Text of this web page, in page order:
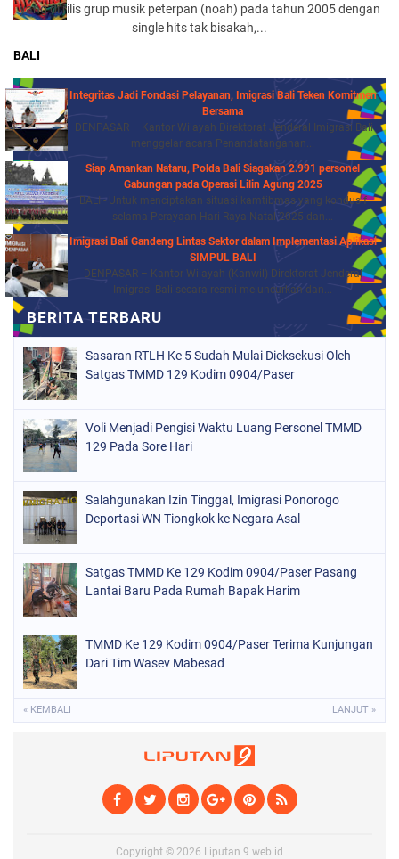
yang di rilis grup musik peterpan (noah) pada tahun 2005 dengan
single hits tak bisakah,...
BALI
Integritas Jadi Fondasi Pelayanan, Imigrasi Bali Teken Komitmen
Bersama
DENPASAR – Kantor Wilayah Direktorat Jenderal Imigrasi Bali
menggelar acara Penandatanganan...
Siap Amankan Nataru, Polda Bali Siagakan 2.991 personel
Gabungan pada Operasi Lilin Agung 2025
BALI - Untuk menciptakan situasi kamtibmas yang kondusif
selama Perayaan Hari Raya Natal 2025 dan...
Imigrasi Bali Gandeng Lintas Sektor dalam Implementasi Aplikasi
SIMPUL BALI
DENPASAR – Kantor Wilayah (Kanwil) Direktorat Jenderal
Imigrasi Bali secara resmi meluncurkan dan...
Sasaran RTLH Ke 5 Sudah Mulai Dieksekusi Oleh
Satgas TMMD 129 Kodim 0904/Paser
Voli Menjadi Pengisi Waktu Luang Personel TMMD
129 Pada Sore Hari
Salahgunakan Izin Tinggal, Imigrasi Ponorogo
Deportasi WN Tiongkok ke Negara Asal
Satgas TMMD Ke 129 Kodim 0904/Paser Pasang
Lantai Baru Pada Rumah Bapak Harim
TMMD Ke 129 Kodim 0904/Paser Terima Kunjungan
Dari Tim Wasev Mabesad
« KEMBALI LANJUT »
Copyright © 2026 Liputan 9 web.id